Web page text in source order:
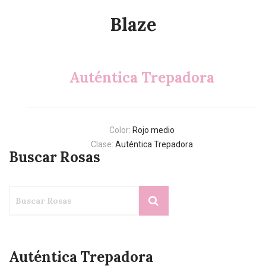
Blaze
Auténtica Trepadora
Color: Rojo medio
Clase: Auténtica Trepadora
Buscar Rosas
Auténtica Trepadora